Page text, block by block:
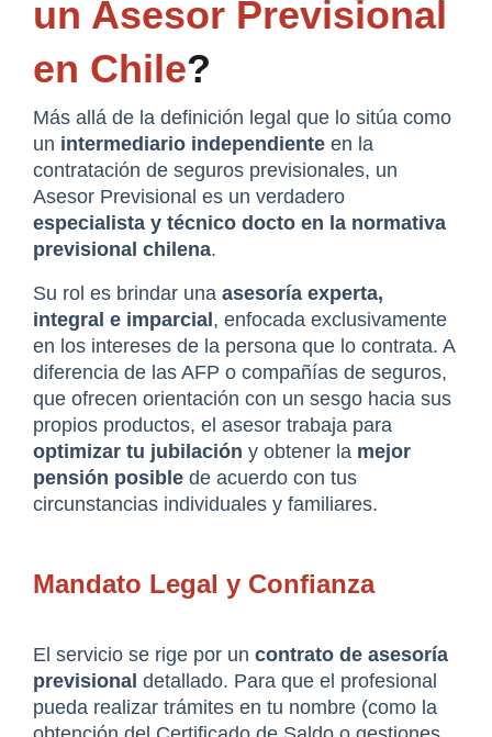
un Asesor Previsional
en Chile?
Más allá de la definición legal que lo sitúa como
un intermediario independiente en la
contratación de seguros previsionales, un
especialista y técnico docto en la normativa
previsional chilena.
Su rol es brindar una asesoría experta,
integral e imparcial, enfocada exclusivamente
en los intereses de la persona que lo contrata. A
diferencia de las AFP o compañías de seguros,
que ofrecen orientación con un sesgo hacia sus
optimizar tu jubilación y obtener la mejor
pensión posible de acuerdo con tus
circunstancias individuales y familiares.
Mandato Legal y Confianza
El servicio se rige por un contrato de asesoría
previsional detallado. Para que el profesional
pueda realizar trámites en tu nombre (como la